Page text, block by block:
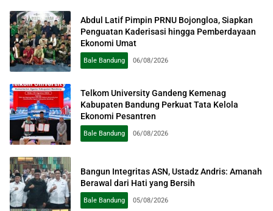
Abdul Latif Pimpin PRNU Bojongloa, Siapkan
Penguatan Kaderisasi hingga Pemberdayaan
Ekonomi Umat
Bale Bandung 06/08/2026
Telkom University Gandeng Kemenag
Kabupaten Bandung Perkuat Tata Kelola
Ekonomi Pesantren
Bale Bandung 06/08/2026
Bangun Integritas ASN, Ustadz Andris: Amanah
Berawal dari Hati yang Bersih
Bale Bandung 05/08/2026